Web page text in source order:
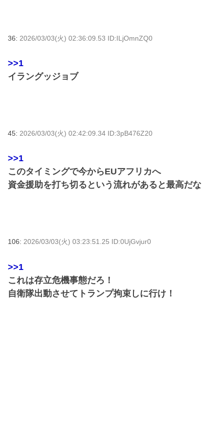
36: 2026/03/03(火) 02:36:09.53 ID:ILjOmnZQ0
>>1
イラングッジョブ
45: 2026/03/03(火) 02:42:09.34 ID:3pB476Z20
>>1
このタイミングで今からEUアフリカへ
資金援助を打ち切るという流れがあると最高だな
106: 2026/03/03(火) 03:23:51.25 ID:0UjGvjur0
>>1
これは存立危機事態だろ！
自衛隊出動させてトランプ拘束しに行け！